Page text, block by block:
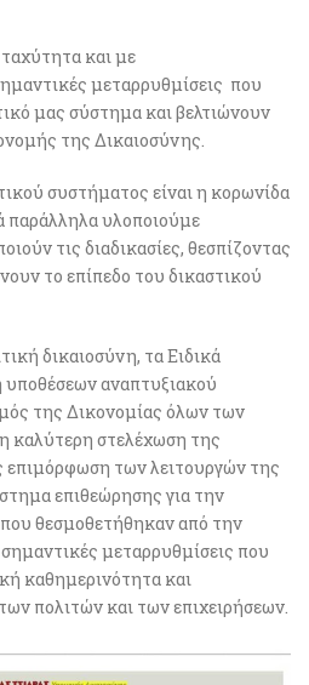
και με
μεταρρυθμίσεις που
μας σύστημα και βελτιώνουν
της Δικαιοσύνης.
συστήματος είναι η κορωνίδα
παράλληλα υλοποιούμε
τις διαδικασίες, θεσπίζοντας
το επίπεδο του δικαστικού
δικαιοσύνη, τα Ειδικά
αναπτυξιακού
της Δικονομίας όλων των
καλύτερη στελέχωση της
επιμόρφωση των λειτουργών της
επιθεώρησης για την
θεσμοθετήθηκαν από την
μεταρρυθμίσεις που
καθημερινότητα και
πολιτών και των επιχειρήσεων.